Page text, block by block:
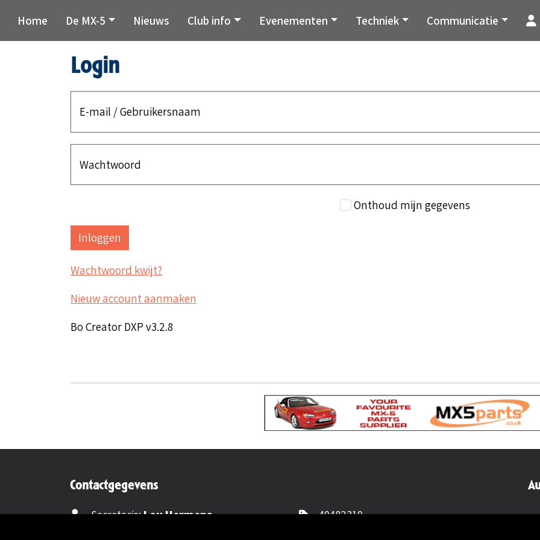
Home De MX-5 Nieuws Club info Evenementen Techniek Communicatie
Login
E-mail / Gebruikersnaam
Wachtwoord
Onthoud mijn gegevens
Wachtwoord kwijt?
Nieuw account aanmaken
Bo Creator DXP v3.2.8
Contactgegevens
Secretaris:Lou Hermens
40482310